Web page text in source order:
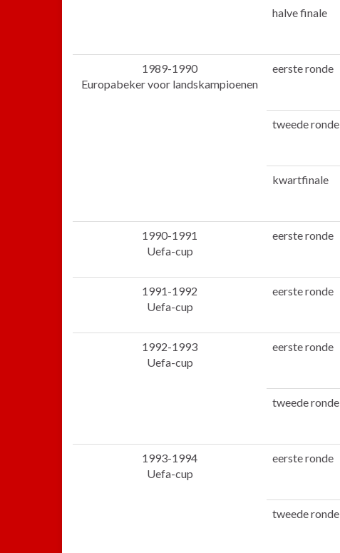
halve finale
1989-1990
Europabeker voor landskampioenen
eerste ronde
tweede ronde
kwartfinale
1990-1991
Uefa-cup
eerste ronde
1991-1992
Uefa-cup
eerste ronde
1992-1993
Uefa-cup
eerste ronde
tweede ronde
1993-1994
Uefa-cup
eerste ronde
tweede ronde